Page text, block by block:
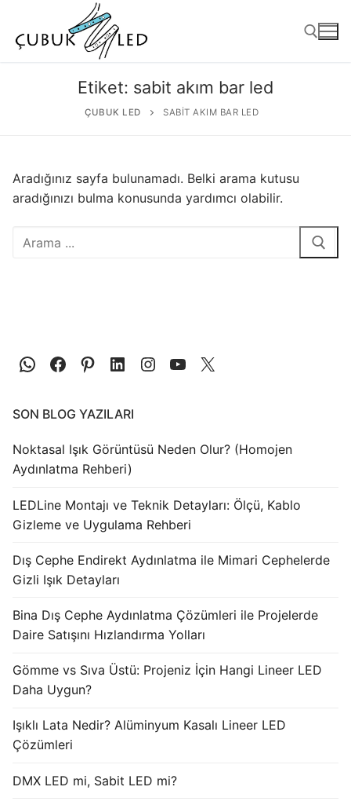
Ultra İnce Lineer Aydınlatma
Yarı Mamül Ürünler
Sabit Gerilim Şerit LED
Sabit Gerilim Çubuk LED
LED Profilleri
Alüminyum LED Profilleri
Işık Kontrol Sistemleri
Etiket: sabit akım bar led
ÇUBUK LED SABIT AKIM BAR LED
Aradığınız sayfa bulunamadı. Belki arama kutusu
aradığınızı bulma konusunda yardımcı olabilir.
SON BLOG YAZILARI
Noktasal Işık Görüntüsü Neden Olur? (Homojen
Aydınlatma Rehberi)
LEDLine Montajı ve Teknik Detayları: Ölçü, Kablo
Gizleme ve Uygulama Rehberi
Dış Cephe Endirekt Aydınlatma ile Mimari Cephelerde
Gizli Işık Detayları
Bina Dış Cephe Aydınlatma Çözümleri ile Projelerde
Daire Satışını Hızlandırma Yolları
Gömme vs Sıva Üstü: Projeniz İçin Hangi Lineer LED
Daha Uygun?
Işıklı Lata Nedir? Alüminyum Kasalı Lineer LED
Çözümleri
DMX LED mi, Sabit LED mi?